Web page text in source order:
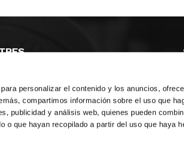
personalizar el contenido y los anuncios,
compartimos información sobre el uso que
publicidad y análisis web, quienes pueden
o que hayan recopilado a partir del uso que haya
DE POBLET 14 1ª 3º
MATANZAS 12